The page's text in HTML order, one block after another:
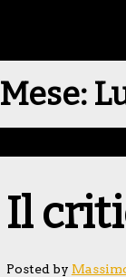
Mese:
Il
Posted by